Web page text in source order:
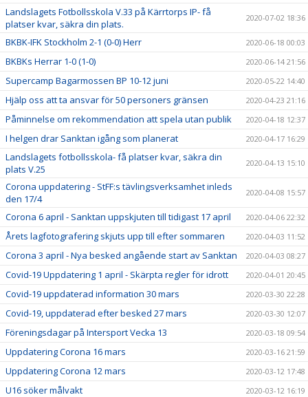
Landslagets Fotbollsskola V.33 på Kärrtorps IP- få
platser kvar, säkra din plats.
2020-07-02 18:36
BKBK-IFK Stockholm 2-1 (0-0) Herr 2020-06-18 00:03
BKBKs Herrar 1-0 (1-0) 2020-06-14 21:56
Supercamp Bagarmossen BP 10-12 juni 2020-05-22 14:40
Hjälp oss att ta ansvar för 50 personers gränsen 2020-04-23 21:16
Påminnelse om rekommendation att spela utan publik 2020-04-18 12:37
I helgen drar Sanktan igång som planerat 2020-04-17 16:29
Landslagets fotbollsskola- få platser kvar, säkra din
plats V.25
2020-04-13 15:10
Corona uppdatering - StFF:s tävlingsverksamhet inleds
den 17/4
2020-04-08 15:57
Corona 6 april - Sanktan uppskjuten till tidigast 17 april 2020-04-06 22:32
Årets lagfotografering skjuts upp till efter sommaren 2020-04-03 11:52
Corona 3 april - Nya besked angående start av Sanktan 2020-04-03 08:27
Covid-19 Uppdatering 1 april - Skärpta regler för idrott 2020-04-01 20:45
Covid-19 uppdaterad information 30 mars 2020-03-30 22:28
Covid-19, uppdaterad efter besked 27 mars 2020-03-30 12:07
Föreningsdagar på Intersport Vecka 13 2020-03-18 09:54
Uppdatering Corona 16 mars 2020-03-16 21:59
Uppdatering Corona 12 mars 2020-03-12 17:48
U16 söker målvakt 2020-03-12 16:19